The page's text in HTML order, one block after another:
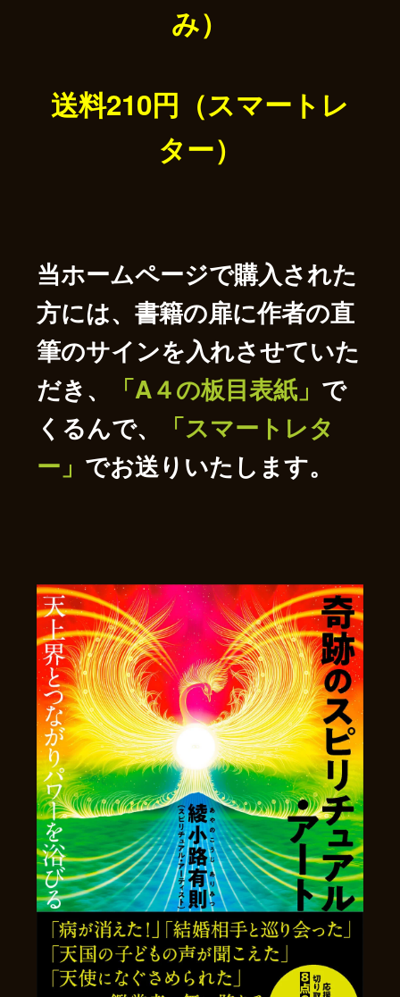
み）
送料210円（スマートレ
ター）
当ホームページで購入された
方には、書籍の扉に作者の直
筆のサインを入れさせていた
だき、
「A４の板目表紙」 で
くるんで、
「スマートレタ
ー」 でお送りいたします。